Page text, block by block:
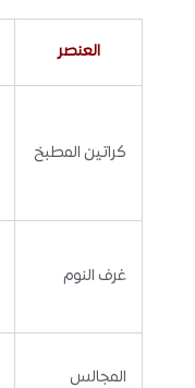
العنصر
كراتين المطبخ
غرف النوم
المجالس